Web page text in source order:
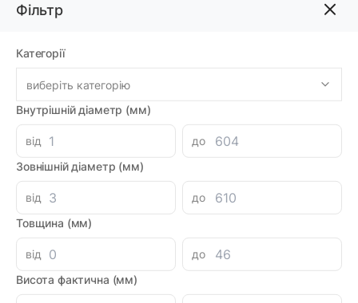
Фільтр
Категорії
виберіть категорію
Внутрішній діаметр (мм)
від
до
Зовнішній діаметр (мм)
від
до
Товщина (мм)
від
до
Висота фактична (мм)
318.01 грн
ІНСТРУМЕНТИ ДЛЯ РЕМОНТУ РІЗЬБИ
Набір екстракторів М3-М18 5 елементів
EXCLUSIVE, RICHMANN, C9190
Артикул: C9190
Виробник: RICHMANN
Луцьк: 2
211.23 грн